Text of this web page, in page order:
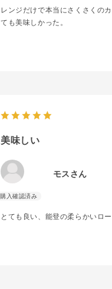
レンジだけで本当にさくさくの
ても美味しかった。
美味しい
モスさん
とても良い、能登の柔らかいロ